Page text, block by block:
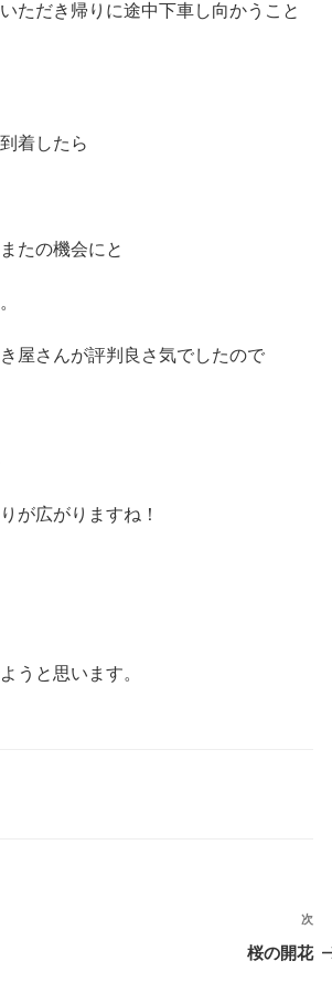
ただき帰りに途中下車し向かうこと
着したら
たの機会にと
屋さんが評判良さ気でしたので
が広がりますね！
うと思います。
次
の
次
桜の開花